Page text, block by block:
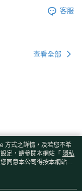
客服
查看全部
方式之詳情，及若您不希
定，請參閱本網站「 隱私
同意本公司得按本網站使